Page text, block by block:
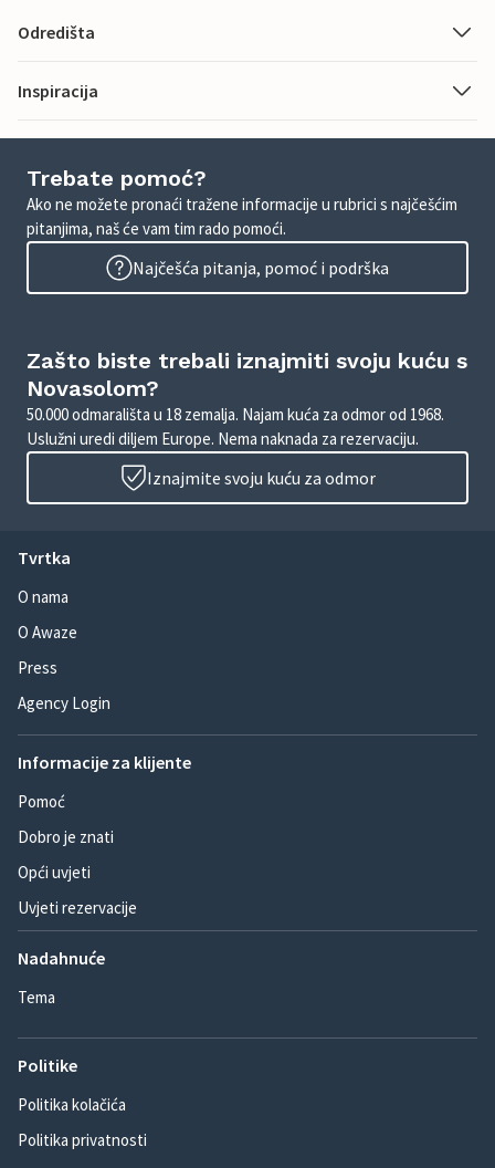
Odredišta
Inspiracija
Trebate pomoć?
Ako ne možete pronaći tražene informacije u rubrici s najčešćim
pitanjima, naš će vam tim rado pomoći.
Najčešća pitanja, pomoć i podrška
Zašto biste trebali iznajmiti svoju kuću s
Novasolom?
50.000 odmarališta u 18 zemalja. Najam kuća za odmor od 1968.
Uslužni uredi diljem Europe. Nema naknada za rezervaciju.
Iznajmite svoju kuću za odmor
Tvrtka
O nama
O Awaze
Press
Agency Login
Informacije za klijente
Pomoć
Dobro je znati
Opći uvjeti
Uvjeti rezervacije
Nadahnuće
Tema
Politike
Politika kolačića
Politika privatnosti